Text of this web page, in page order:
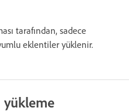
tarafından, sadece
eklentiler yüklenir.
yükleme